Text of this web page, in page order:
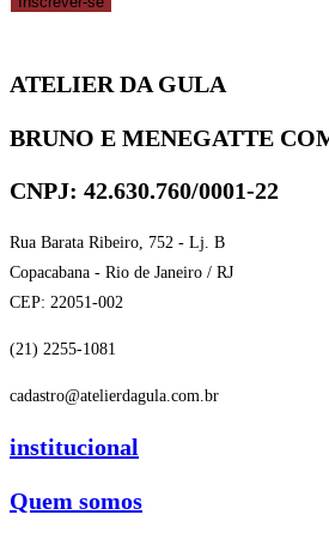
ATELIER DA GULA
BRUNO E MENEGATTE
CNPJ: 42.630.760/0001-22
Rua Barata Ribeiro, 752 - Lj. B
Copacabana - Rio de Janeiro / RJ
CEP: 22051-002
(21) 2255-1081
cadastro@atelierdagula.com.br
institucional
Quem somos